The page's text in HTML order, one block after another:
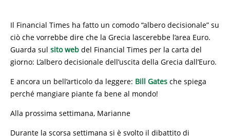
Il Financial Times ha fatto un comodo “albero decisionale” su
ciò che vorrebbe dire che la Grecia lascerebbe l’area Euro.
Guarda sul sito web del Financial Times per la carta del
giorno: L’albero decisionale dell’uscita della Grecia dall’Euro.
E ancora un bell’articolo da leggere: Bill Gates che spiega
perché mangiare piante fa bene al mondo!
Alla prossima settimana, Marianne
Durante la scorsa settimana si è svolto il dibattito di